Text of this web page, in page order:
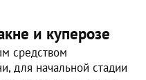
и куперозе
средством
для начальной стадии